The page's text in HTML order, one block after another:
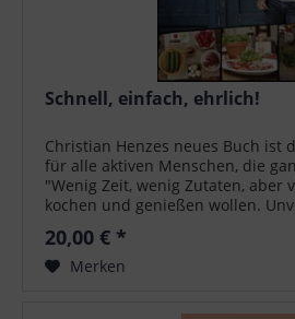
Schnell, einfach, ehrlich!
Christian Henzes neues Buch ist
für alle aktiven Menschen, die
"Wenig Zeit, wenig Zutaten, aber
kochen und genießen wollen.
unkompliziert, aber
20,00 € *
Merken